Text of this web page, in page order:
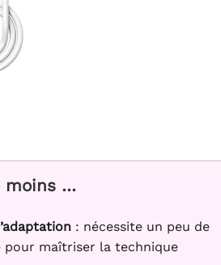
moins …
: nécessite un peu de
pour maîtriser la technique